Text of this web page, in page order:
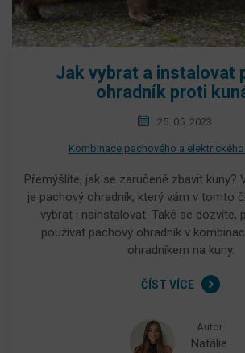
Jak vybrat a instalovat
ohradník proti
25. 05. 2023
Kombinace pachového a
Přemýšlíte, jak se zaručeně zbavit kuny?
je pachový ohradník, který vám v tomto
vybrat i nainstalovat. Také se dozvíte,
používat pachový ohradník v
ohradníkem na kuny.
ČÍST VÍCE
Autor
Natálie